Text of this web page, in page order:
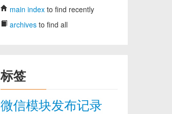
main index to find recently
archives to find all
标签
微信模块发布记录